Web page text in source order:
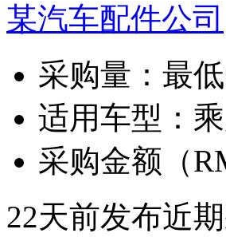
某汽车配件公司
采购量： 最
适用车型：
采购金额（
22天前发布近